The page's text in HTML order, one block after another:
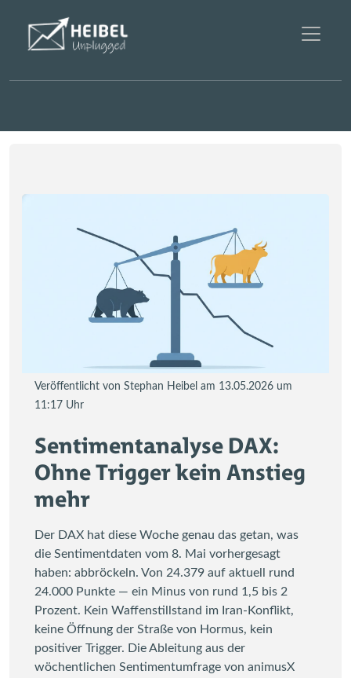
Veröffentlicht von Stephan Heibel am 13.05.2026 um
11:17 Uhr
Sentimentanalyse DAX:
Ohne Trigger kein Anstieg
mehr
Der DAX hat diese Woche genau das getan, was
die Sentimentdaten vom 8. Mai vorhergesagt
haben: abbröckeln. Von 24.379 auf aktuell rund
24.000 Punkte — ein Minus von rund 1,5 bis 2
Prozent. Kein Waffenstillstand im Iran-Konflikt,
keine Öffnung der Straße von Hormus, kein
positiver Trigger. Die Ableitung aus der
wöchentlichen Sentimentumfrage von animusX